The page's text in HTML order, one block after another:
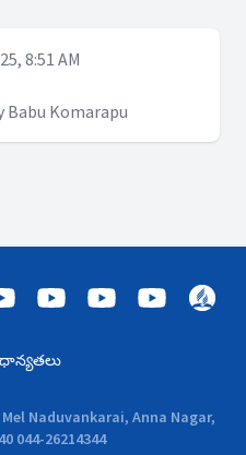
8:51 AM
Babu Komarapu
Naduvankarai, Anna Nagar,
044-26214344